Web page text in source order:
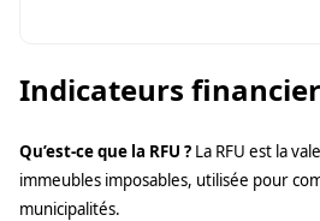
Indicateurs
Qu’est-ce que la RFU ? La RFU est la
immeubles imposables, utilisée pour
municipalités.